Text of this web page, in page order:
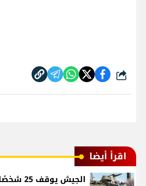
شارك
اقرأ أيضا
الجيش